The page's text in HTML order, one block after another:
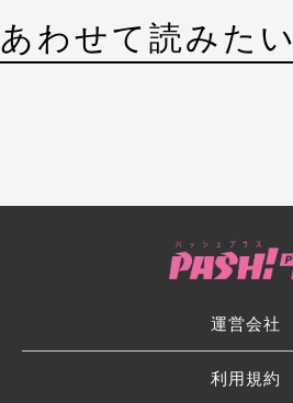
あわせて読みたい
運営会社
利用規約